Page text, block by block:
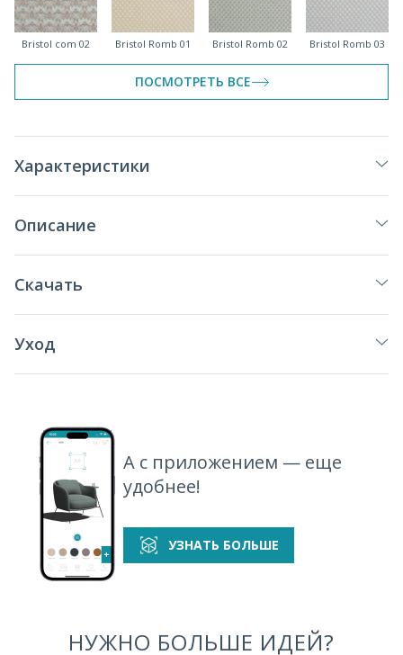
Bristol com 02 Bristol Romb 01 Bristol Romb 02 Bristol Romb 03
Bristol Romb 04
ПОСМОТРЕТЬ ВСЕ
Характеристики
Описание
Скачать
Уход
А с приложением — еще
удобнее!
УЗНАТЬ БОЛЬШЕ
НУЖНО БОЛЬШЕ ИДЕЙ?